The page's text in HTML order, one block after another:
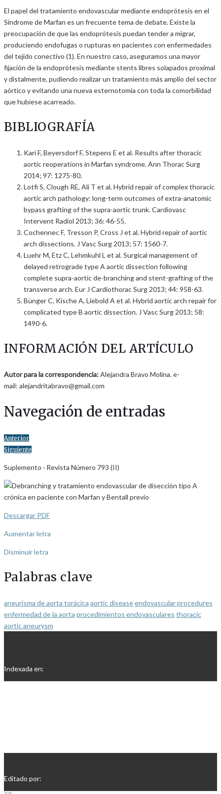
El papel del tratamiento endovascular mediante endoprótesis en el
Síndrome de Marfan es un frecuente tema de debate. Existe la
preocupación de que las endoprótesis puedan tender a migrar,
produciendo endofugas o rupturas en pacientes con enfermedades
del tejido conectivo (1). En nuestro caso, aseguramos una mayor
fijación de la endoprótesis mediante stents libres solapados proximal
y distalmente, pudiendo realizar un tratamiento más amplio del sector
aórtico y evitando una nueva esternotomía con toda la comorbilidad
que hubiese acarreado.
BIBLIOGRAFÍA
Kari F, Beyersdorf F, Stepens E et al. Results after thoracic
aortic reoperations in Marfan syndrome. Ann Thorac Surg
2014; 97: 1275-80.
Lotfi S, Clough RE, Ali T et al. Hybrid repair of complex thoracic
aortic arch pathology: long-term outcomes of extra-anatomic
bypass grafting of the supra-aortic trunk. Cardiovasc
Intervent Radiol 2013; 36: 46-55.
Cochennec F, Tresson P, Cross J et al. Hybrid repair of aortic
arch dissections. J Vasc Surg 2013; 57: 1560-7.
Luehr M, Etz C, Lehmkuhl L et al. Surgical management of
delayed retrograde type A aortic dissection following
complete supra-aortic de-branching and stent-grafting of the
transverse arch. Eur J Cardiothorac Surg 2013; 44: 958-63.
Bünger C, Kische A, Liebold A et al. Hybrid aortic arch repair for
complicated type B aortic dissection. J Vasc Surg 2013; 58:
1490-6.
INFORMACIÓN DEL ARTÍCULO
Autor para la correspondencia:Alejandra Bravo Molina. e-
mail: alejandritabravo@gmail.com
Navegación de entradas
Anterior
Siguiente
Suplemento · Revista Número 793 (II)
Descargar PDF
Aumentar letra
Disminuir letra
Palabras clave
aneurisma de aorta torácica aortic diseaseendovascular procedures
enfermedad de la aorta procedimientos endovasculares thoracic
aortic aneurysm
Indexada en:
Editado por: